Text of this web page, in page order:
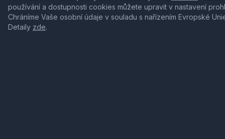
používání a dostupnosti cookies můžete upravit v nastavení
Chráníme Vaše osobní údaje v souladu s nařízením Evropské
Detaily zde.